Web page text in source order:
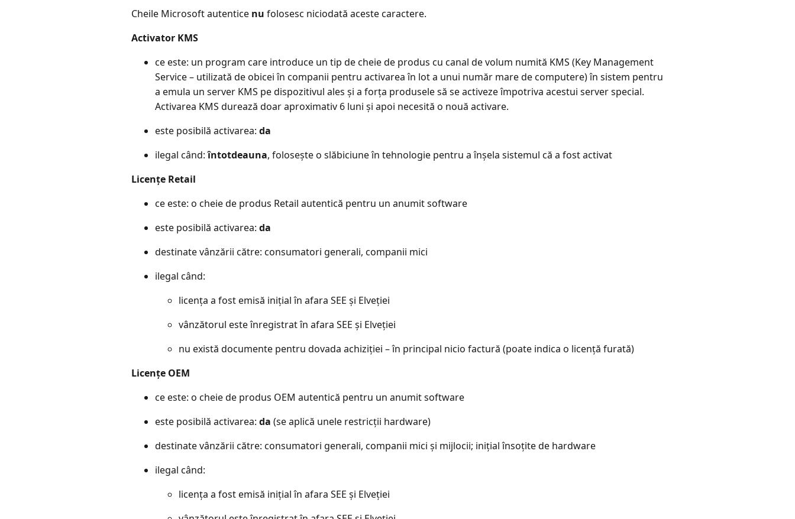
Cheile Microsoft autentice nu folosesc niciodată aceste caractere.
Activator KMS
ce este: un program care introduce un tip de cheie de produs cu canal de volum numită KMS (Key Management
Service – utilizată de obicei în companii pentru activarea în lot a unui număr mare de computere) în sistem pentru
a emula un server KMS pe dispozitivul ales și a forța produsele să se activeze împotriva acestui server special.
Activarea KMS durează doar aproximativ 6 luni și apoi necesită o nouă activare.
este posibilă activarea: da
ilegal când:întotdeauna, folosește o slăbiciune în tehnologie pentru a înșela sistemul că a fost activat
Licențe Retail
ce este: o cheie de produs Retail autentică pentru un anumit software
este posibilă activarea: da
destinate vânzării către: consumatori generali, companii mici
ilegal când:
licența a fost emisă inițial în afara SEE și Elveției
vânzătorul este înregistrat în afara SEE și Elveției
nu există documente pentru dovada achiziției – în principal nicio factură (poate indica o licență furată)
Licențe OEM
ce este: o cheie de produs OEM autentică pentru un anumit software
este posibilă activarea: da (se aplică unele restricții hardware)
destinate vânzării către: consumatori generali, companii mici și mijlocii; inițial însoțite de hardware
ilegal când:
licența a fost emisă inițial în afara SEE și Elveției